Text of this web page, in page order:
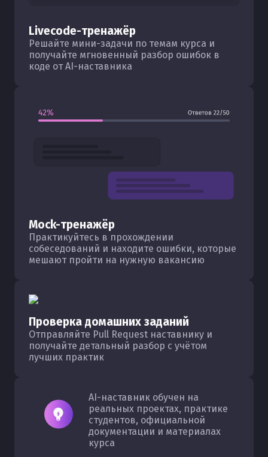
Livecode-тренажёр
Решайте мини-задачи по темам курса и
получайте мгновенный разбор ошибок в
коде от AI-наставника
Mock-тренажёр
Практикуйтесь в прохождении
собеседований и находите ошибки, которые
мешают пройти на нужную вакансию
Проверка домашних заданий
Отправляйте Pull Request наставнику и
получайте детальный разбор с учётом
лучших практик
AI-наставник обучен на
реальных проектах, практике
студентов, официальной
документации и материалах
курса